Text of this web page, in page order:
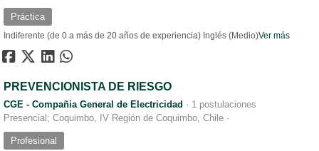
Práctica
Indiferente (de 0 a más de 20 años de experiencia) Inglés (Medio)Ver más
PREVENCIONISTA DE RIESGO
CGE - Compañia General de Electricidad ·
Presencial; Coquimbo, IV Región de Coquimbo, Chile ·
1 postulaciones
Profesional